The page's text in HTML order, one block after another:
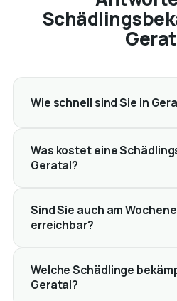
Wie schnell sind Sie in
Was kostet eine
Geratal?
Sind Sie auch am
erreichbar?
Welche Schädlinge
Geratal?